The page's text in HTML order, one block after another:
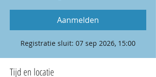
Aanmelden
Registratie sluit: 07 sep 2026, 15:00
Tijd en locatie